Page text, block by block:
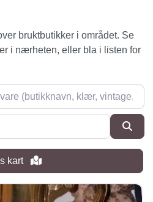
bruktbutikker i området. Se
i nærheten, eller bla i listen for
klær, vintage, møbler
kart